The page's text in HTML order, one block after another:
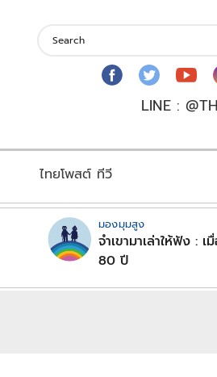
LINE :
ไทยโพสต์ ทีวี
มองมุมสูง
จำเขามาเล่าให้ฟัง : เ
80 ปี